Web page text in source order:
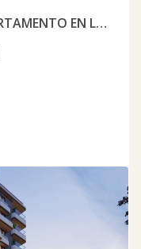
EXCELENTE PROYECTO DE APARTAMENTO EN LA JULIA